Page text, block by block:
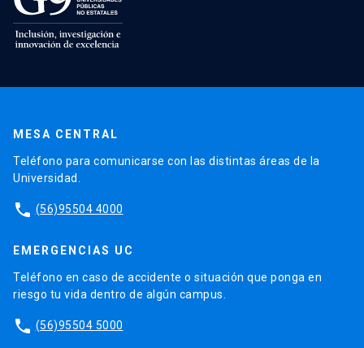
MESA CENTRAL
Teléfono para comunicarse con las distintas áreas de la
Universidad.
phone (56)95504 4000
EMERGENCIAS UC
Teléfono en caso de accidente o situación que ponga en
riesgo tu vida dentro de algún campus.
phone (56)95504 5000